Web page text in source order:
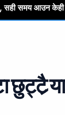
समय आउन केही समय